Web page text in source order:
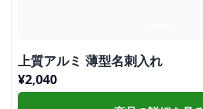
上質アルミ 薄型名刺入れ
¥2,040